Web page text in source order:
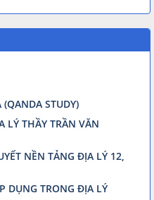
STUDY)
LÝ THẦY TRẦN VĂN
NỀN TẢNG ĐỊA LÝ 12,
DỤNG TRONG ĐỊA LÝ